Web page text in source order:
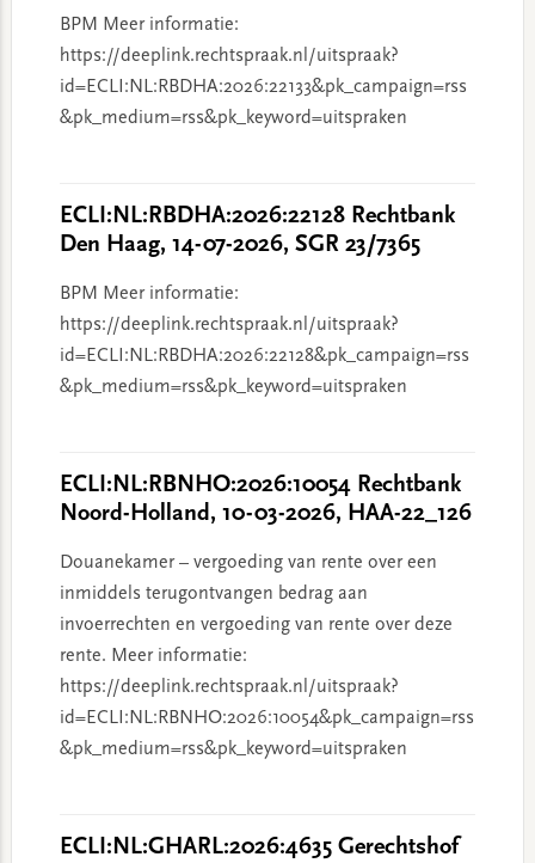
BPM Meer informatie:
https://deeplink.rechtspraak.nl/uitspraak?
id=ECLI:NL:RBDHA:2026:22133&pk_campaign=rss
&pk_medium=rss&pk_keyword=uitspraken
ECLI:NL:RBDHA:2026:22128 Rechtbank
Den Haag, 14-07-2026, SGR 23/7365
BPM Meer informatie:
https://deeplink.rechtspraak.nl/uitspraak?
id=ECLI:NL:RBDHA:2026:22128&pk_campaign=rss
&pk_medium=rss&pk_keyword=uitspraken
ECLI:NL:RBNHO:2026:10054 Rechtbank
Noord-Holland, 10-03-2026, HAA-22_126
Douanekamer – vergoeding van rente over een
inmiddels terugontvangen bedrag aan
invoerrechten en vergoeding van rente over deze
rente. Meer informatie:
https://deeplink.rechtspraak.nl/uitspraak?
id=ECLI:NL:RBNHO:2026:10054&pk_campaign=rss
&pk_medium=rss&pk_keyword=uitspraken
ECLI:NL:GHARL:2026:4635 Gerechtshof